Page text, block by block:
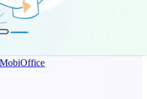
MobiOffice